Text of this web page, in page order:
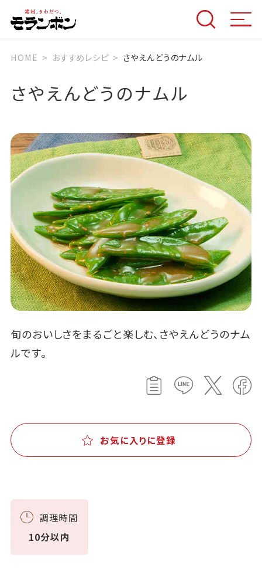
HOME おすすめレシピ さやえんどうのナムル
さやえんどうのナムル
旬のおいしさをまるごと楽しむ、さやえんどうのナム
ルです。
お気に入りに登録
調理時間
10分以内